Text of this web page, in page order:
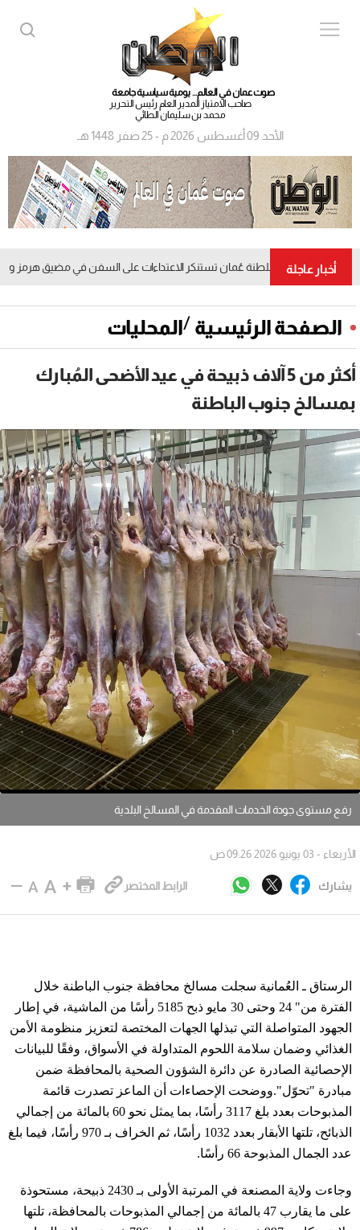
صوت عمان في العالم... يومية سياسية جامعة
صاحب الامتياز المدير العام رئيس التحرير
محمد بن سليمان الطائي
الأحد 09 أغسطس 2026 م - 25 صفر 1448 هـ
أخبار عاجلةسلطنة عُمان تستنكر الاعتداءات على السفن في مضيق هرمز وتدعو
الصفحة الرئيسية /المحليات
أكثر من 5 آلاف ذبيحة في عيد الأضحى المُبارك
بمسالخ جنوب الباطنة
رفع مستوى جودة الخدمات المقدمة في المسالخ البلدية
يشارك الرابط المختصر
الأربعاء - 03 يونيو 2026 09:26 ص
الرستاق ـ العُمانية سجلت مسالخ محافظة جنوب الباطنة خلال
الفترة من" 24 وحتى 30 مايو ذبح 5185 رأسًا من الماشية، في إطار
الجهود المتواصلة التي تبذلها الجهات المختصة لتعزيز منظومة الأمن
الغذائي وضمان سلامة اللحوم المتداولة في الأسواق، وفقًا للبيانات
الإحصائية الصادرة عن دائرة الشؤون الصحية بالمحافظة ضمن
مبادرة "تحوّل".ووضحت الإحصاءات أن الماعز تصدرت قائمة
المذبوحات بعدد بلغ 3117 رأسًا، بما يمثل نحو 60 بالمائة من إجمالي
الذبائح، تلتها الأبقار بعدد 1032 رأسًا، ثم الخراف بـ 970 رأسًا، فيما بلغ
عدد الجمال المذبوحة 66 رأسًا.
وجاءت ولاية المصنعة في المرتبة الأولى بـ 2430 ذبيحة، مستحوذة
على ما يقارب 47 بالمائة من إجمالي المذبوحات بالمحافظة، تلتها